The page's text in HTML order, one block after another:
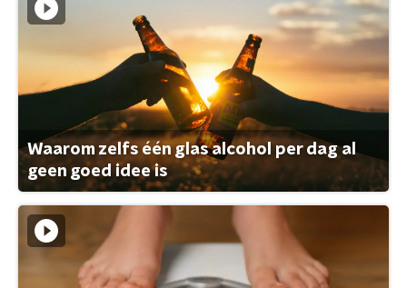
Waarom zelfs één glas alcohol per dag al
geen goed idee is